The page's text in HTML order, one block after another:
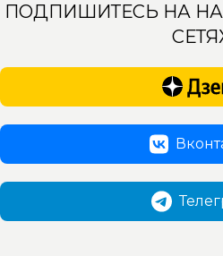
ПОДПИШИТЕСЬ НА